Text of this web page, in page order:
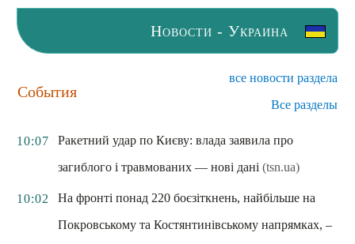
Новости - Украина
События
все новости раздела
Все разделы
10:07
Ракетний удар по Києву: влада заявила про
загиблого і травмованих — нові дані (tsn.ua)
10:02
На фронті понад 220 боєзіткнень, найбільше на
Покровському та Костянтинівському напрямках, –